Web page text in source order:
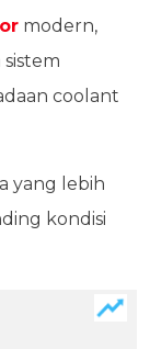
modern,
coolant
yang lebih
kondisi